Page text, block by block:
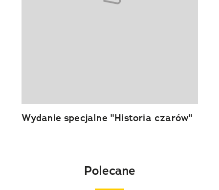
Wydanie specjalne "Historia czarów"
Polecane